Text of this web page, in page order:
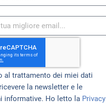
al trattamento dei miei dati
la newsletter e le
informative. Ho letto la Privacy